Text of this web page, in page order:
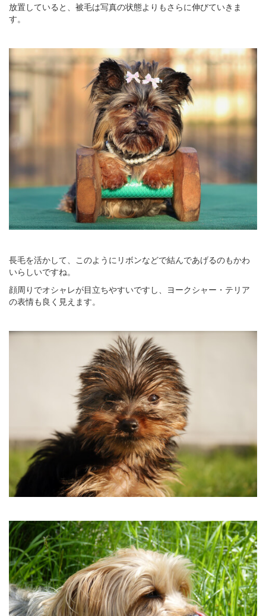
放置していると、被毛は写真の状態よりもさらに伸びていきま
す。
長毛を活かして、このようにリボンなどで結んであげるのもかわ
いらしいですね。
顔周りでオシャレが目立ちやすいですし、ヨークシャー・テリア
の表情も良く見えます。